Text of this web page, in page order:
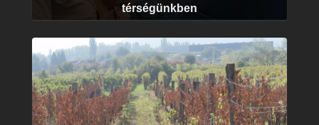
térségünkben